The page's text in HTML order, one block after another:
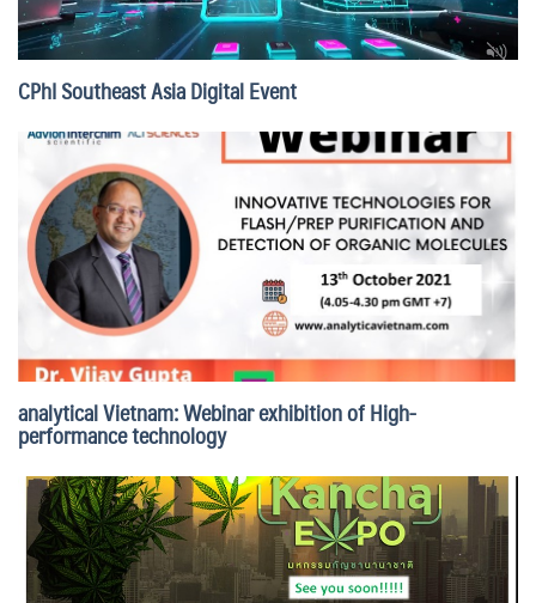
CPhI Southeast Asia Digital Event
analytical Vietnam: Webinar exhibition of High-
performance technology